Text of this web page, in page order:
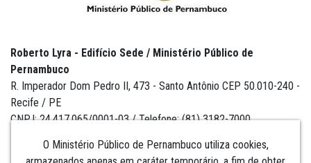
O Ministério Público de Pernambuco utiliza cookies,
Roberto Lyra - Edifício Sede / Ministério Público de
Pernambuco
R. Imperador Dom Pedro II, 473 - Santo Antônio CEP 50.010-240 -
Recife / PE
CNPJ: 24.417.065/0001-03 / Telefone: (81) 3182-7000